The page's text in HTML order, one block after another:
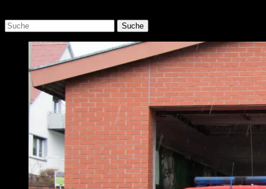
Suche
nach: